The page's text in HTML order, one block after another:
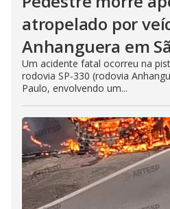
atropelado por
Anhanguera em
Um acidente fatal ocorreu na
rodovia SP-330 (rodovia
Paulo, envolvendo um...